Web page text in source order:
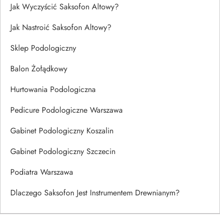
Jak Wyczyścić Saksofon Altowy?
Jak Nastroić Saksofon Altowy?
Sklep Podologiczny
Balon Żołądkowy
Hurtowania Podologiczna
Pedicure Podologiczne Warszawa
Gabinet Podologiczny Koszalin
Gabinet Podologiczny Szczecin
Podiatra Warszawa
Dlaczego Saksofon Jest Instrumentem Drewnianym?